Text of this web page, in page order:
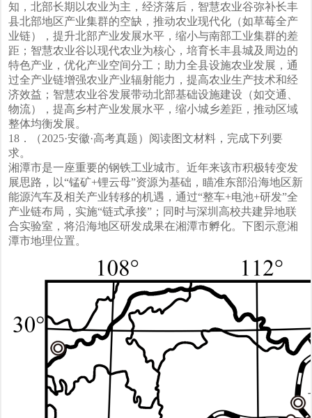
知，北部长期以农业为主，经济落后，智慧农业谷弥补长丰
县北部地区产业集群的空缺，推动农业现代化（如草莓全产
业链），提升北部产业发展水平，缩小与南部工业集群的差
距；智慧农业谷以现代农业为核心，培育长丰县城及周边的
特色产业，优化产业空间分工；助力全县设施农业发展，通
过全产业链增强农业产业辐射能力，提高农业生产技术和经
济效益；智慧农业谷发展带动北部基础设施建设（如交通、
物流），提高乡村产业发展水平，缩小城乡差距，推动区域
整体均衡发展。
18．（2025·安徽·高考真题）阅读图文材料，完成下列要
求。
湘潭市是一座重要的钢铁工业城市。近年来该市积极转变发
展思路，以“锰矿+锂云母”资源为基础，瞄准东部沿海地区新
能源汽车及相关产业转移的机遇，通过“整车+电池+研发”全
产业链布局，实施“链式承接”；同时与深圳高校共建异地联
合实验室，将沿海地区研发成果在湘潭市孵化。下图示意湘
潭市地理位置。